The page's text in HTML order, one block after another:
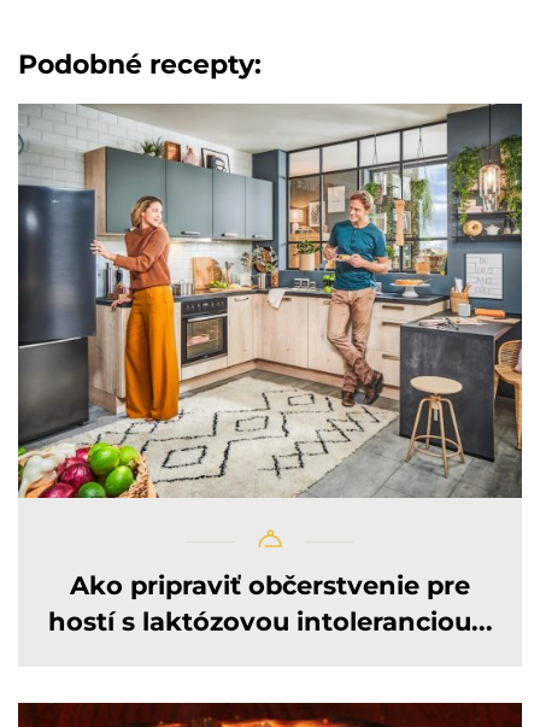
Podobné recepty:
Ako pripraviť občerstvenie pre
hostí s laktózovou intoleranciou...